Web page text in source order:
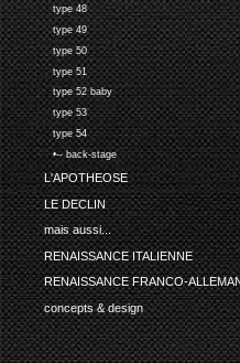
type 48
type 49
type 50
type 51
type 52 baby
type 53
type 54
•-- back-stage
L'APOTHEOSE
LE DECLIN
mais aussi...
RENAISSANCE ITALIENNE
RENAISSANCE FRANCO-
concepts & design